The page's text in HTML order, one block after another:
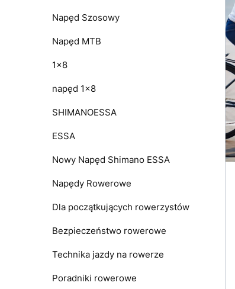
Napęd Szosowy
Napęd MTB
1x8
napęd 1x8
SHIMANOESSA
ESSA
Nowy Napęd Shimano ESSA
Napędy Rowerowe
Dla początkujących rowerzystów
Bezpieczeństwo rowerowe
Technika jazdy na rowerze
Poradniki rowerowe